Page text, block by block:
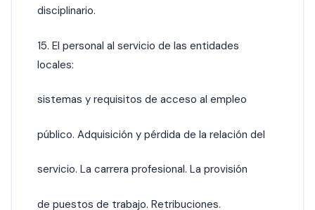
disciplinario.
15. El personal al servicio de las entidades
locales:
sistemas y requisitos de acceso al empleo
público. Adquisición y pérdida de la relación del
servicio. La carrera profesional. La provisión
de puestos de trabajo. Retribuciones.